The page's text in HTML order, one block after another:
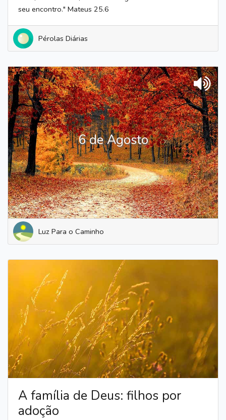
seu encontro." Mateus 25.6
Pérolas Diárias
6 de Agosto
Luz Para o Caminho
A família de Deus: filhos por
adoção